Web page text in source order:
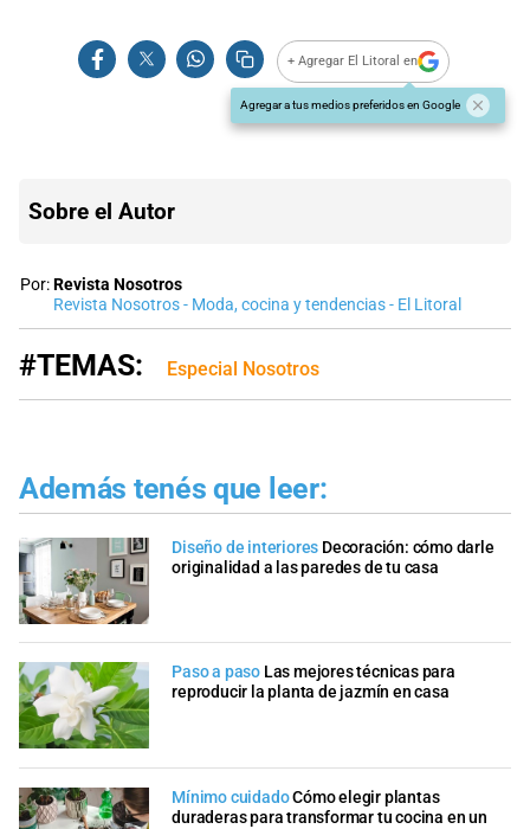
+ Agregar El Litoral en
Agregar a tus medios preferidos en Google
Sobre el Autor
Por:Revista Nosotros
Revista Nosotros - Moda, cocina y tendencias - El Litoral
#TEMAS: Especial Nosotros
Además tenés que leer:
Diseño de interiores Decoración: cómo darle
originalidad a las paredes de tu casa
Paso a paso Las mejores técnicas para
reproducir la planta de jazmín en casa
Mínimo cuidadoCómo elegir plantas
duraderas para transformar tu cocina en un